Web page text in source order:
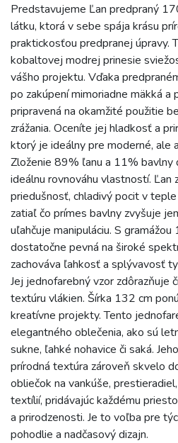
Predstavujeme Ľan predpraný
látku, ktorá v sebe spája krásu
praktickosťou predpranej úpravy.
kobaltovej modrej prinesie
vášho projektu. Vďaka
po zakúpení mimoriadne mäkká a
pripravená na okamžité použitie
zrážania. Oceníte jej hladkosť a
ktorý je ideálny pre moderné, ale
Zloženie 89% ľanu a 11% bavlny
ideálnu rovnováhu vlastností. Ľan
priedušnosť, chladivý pocit v
zatiaľ čo prímes bavlny zvyšuje
uľahčuje manipuláciu. S
dostatočne pevná na široké
zachováva ľahkosť a splývavosť
Jej jednofarebný vzor zdôrazňuje
textúru vlákien. Šírka 132 cm
kreatívne projekty. Tento
elegantného oblečenia, ako sú
sukne, ľahké nohavice či saká.
prírodná textúra zároveň skvelo
obliečok na vankúše,
textílií, pridávajúc každému
a prirodzenosti. Je to voľba pre
pohodlie a nadčasový dizajn.